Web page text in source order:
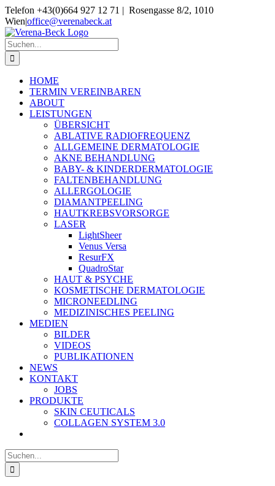
Skip
to
content
Telefon +43(0)664 927 12 71 | Rosengasse 8/2, 1010
Wien|office@verenabeck.at
Suche
nach:
HOME
TERMIN VEREINBAREN
ABOUT
LEISTUNGEN
ÜBERSICHT
ABLATIVE RADIOFREQUENZ
ALLGEMEINE DERMATOLOGIE
AKNE BEHANDLUNG
BABY- & KINDERDERMATOLOGIE
FALTENBEHANDLUNG
ALLERGOLOGIE
DIAMANTPEELING
HAUTKREBSVORSORGE
LASER
LightSheer
Venus Versa
ResurFX
QuadroStar
HAUT & PSYCHE
KOSMETISCHE DERMATOLOGIE
MICRONEEDLING
MEDIZINISCHES PEELING
MEDIEN
BILDER
VIDEOS
PUBLIKATIONEN
NEWS
KONTAKT
JOBS
PRODUKTE
SKIN CEUTICALS
COLLAGEN SYSTEM 3.0
Suche
nach: